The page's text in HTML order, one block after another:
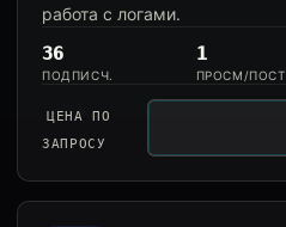
работа с логами.
36
ПОДПИСЧ.
1
ПРОСМ/ПОСТ
ЦЕНА ПО
ЗАПРОСУ